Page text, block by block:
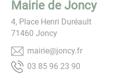
pageMairie de Joncy
4, Place Henri Duréault
71460 Joncy
rf.ycnoj@eiriam
09 32 69 58 30